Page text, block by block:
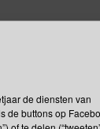
de diensten van
de buttons op
of te delen
op de
als de
stapje te […]
verder